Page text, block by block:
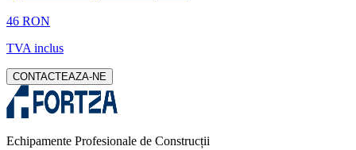
46 RON
TVA inclus
CONTACTEAZA-NE
Echipamente Profesionale de Construcții